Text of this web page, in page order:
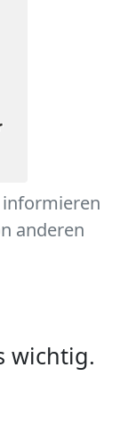
informieren
anderen
wichtig.